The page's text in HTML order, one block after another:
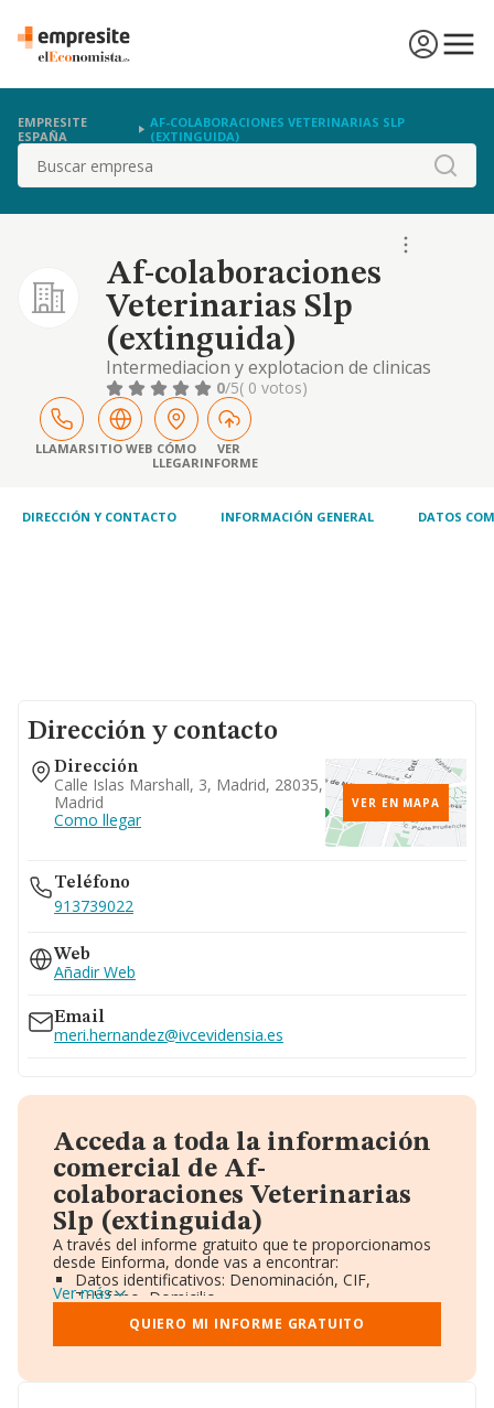
EMPRESITE
ESPAÑA
AF-COLABORACIONES VETERINARIAS SLP
(EXTINGUIDA)
Buscar
Af-colaboraciones
Veterinarias Slp
(extinguida)
Intermediacion y explotacion de clinicas
veterinarias, incluyendo: la consultoria de
clinicas veterinarias; servicio de peluqueria
de animales...
0/5( 0 votos)
LLAMARSITIO WEB CÓMO
LLEGAR
VER
INFORME
DIRECCIÓN Y CONTACTO INFORMACIÓN GENERAL DATOS
Dirección y contacto
Dirección
Calle Islas Marshall, 3, Madrid, 28035,
Madrid
Como llegar
VER EN MAPA
Teléfono
913739022
Web
Añadir Web
Email
meri.hernandez@ivcevidensia.es
Acceda a toda la información
comercial de Af-
colaboraciones Veterinarias
Slp (extinguida)
A través del informe gratuito que te proporcionamos
desde Einforma, donde vas a encontrar:
Datos identificativos: Denominación, CIF,
Teléfono, Domicilio.
Informe Mercantil Completo (BORME).
Gráficos de Evolución Ventas y Empleados.
Consejo de Administración y Administradores.
Accionistas.
Ver más
QUIERO MI INFORME GRATUITO